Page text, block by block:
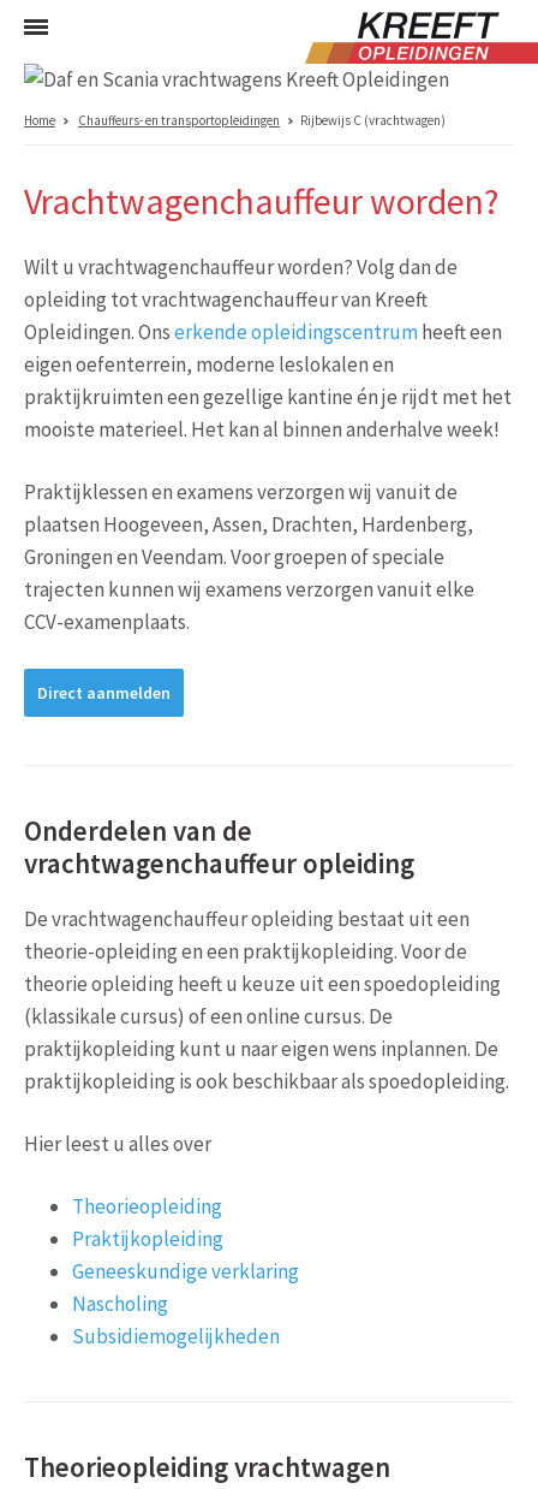
Home Chauffeurs- en transportopleidingen Rijbewijs C (vrachtwagen)
Vrachtwagenchauffeur worden?
Wilt u vrachtwagenchauffeur worden? Volg dan de
opleiding tot vrachtwagenchauffeur van Kreeft
Opleidingen. Onserkende opleidingscentrumheeft een
eigen oefenterrein, moderne leslokalen en
praktijkruimten een gezellige kantine én je rijdt met het
mooiste materieel. Het kan al binnen anderhalve week!
Praktijklessen en examens verzorgen wij vanuit de
plaatsen Hoogeveen, Assen, Drachten, Hardenberg,
Groningen en Veendam. Voor groepen of speciale
trajecten kunnen wij examens verzorgen vanuit elke
CCV-examenplaats.
Direct aanmelden
Onderdelen van de
vrachtwagenchauffeur opleiding
De vrachtwagenchauffeur opleiding bestaat uit een
theorie-opleiding en een praktijkopleiding. Voor de
theorie opleiding heeft u keuze uit een spoedopleiding
(klassikale cursus) of een online cursus. De
praktijkopleiding kunt u naar eigen wens inplannen. De
praktijkopleiding is ook beschikbaar als spoedopleiding.
Hier leest u alles over
Theorieopleiding
Praktijkopleiding
Geneeskundige verklaring
Nascholing
Subsidiemogelijkheden
Theorieopleiding vrachtwagen